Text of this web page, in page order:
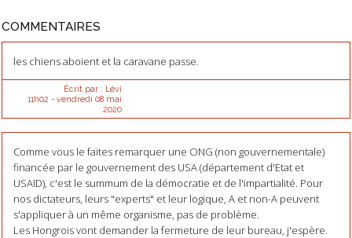
COMMENTAIRES
les chiens aboient et la caravane passe.
Écrit par :
Lévi
11h02 - vendredi 08 mai
2020
Comme vous le faites remarquer une ONG (non gouvernementale)
financée par le gouvernement des USA (département d'Etat et
USAID), c'est le summum de la démocratie et de l'impartialité. Pour
nos dictateurs, leurs "experts" et leur logique, A et non-A peuvent
s'appliquer à un même organisme, pas de problème.
Les Hongrois vont demander la fermeture de leur bureau, j'espère.